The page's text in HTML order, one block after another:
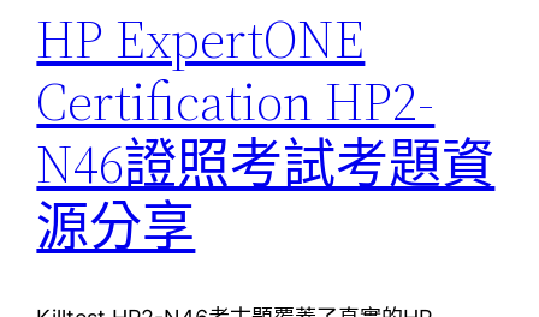
HP ExpertONE
Certification HP2-
N46證照考試考題資
源分享